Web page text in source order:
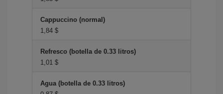
Cappuccino (normal)
1,84 $
Refresco (botella de 0.33 litros)
1,01 $
Agua (botella de 0.33 litros)